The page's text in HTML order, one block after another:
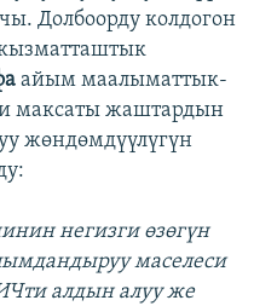
Долбоорду колдогон
айым маалыматтык-
максаты жаштардын
жөндөмдүүлүгүн
негизги өзөгүн
маселеси
алдын алуу же